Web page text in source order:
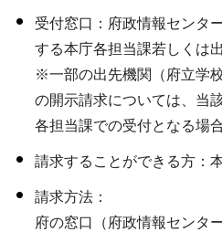
受付窓口：府政情報センタ
する本庁各担当課若しくは
※一部の出先機関（府立学
の開示請求については、当
各担当課での受付となる場
請求することができる方：
請求方法：
府の窓口（府政情報センタ